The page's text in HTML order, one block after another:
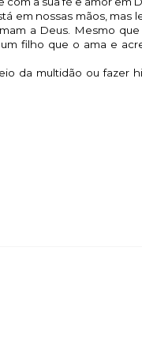
em nossas mãos, mas
a Deus. Mesmo
filho que o ama e
da multidão ou fazer